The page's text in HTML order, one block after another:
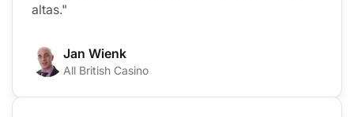
altas."
Jan Wienk
All British Casino